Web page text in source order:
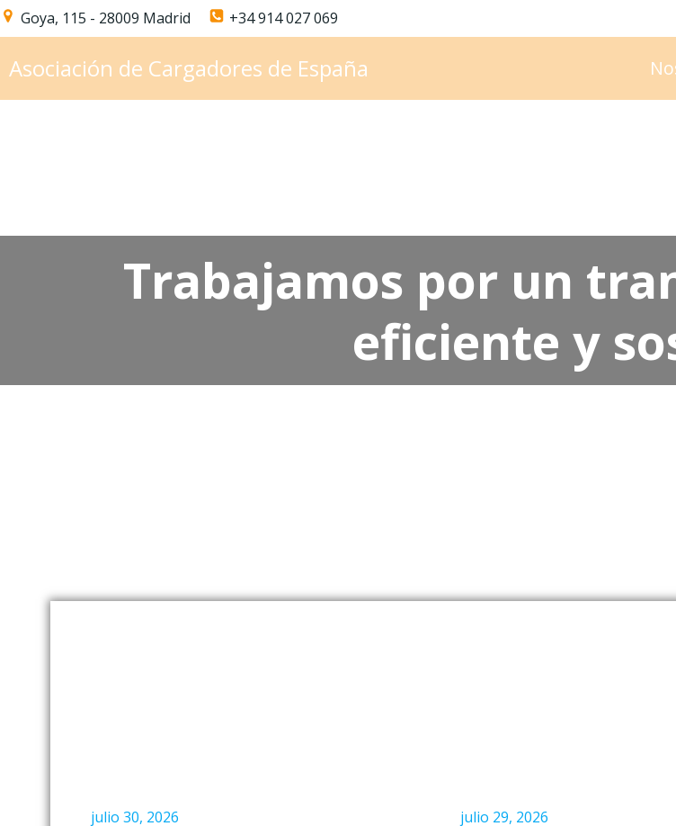
SaltarGoya, 115 - 28009 Madrid +34 914 027 069
Asociación de Cargadores de España
Trabajamos por un
eficiente y
julio 30, 2026 julio 29, 2026